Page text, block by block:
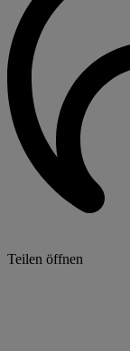
Teilen öffnen